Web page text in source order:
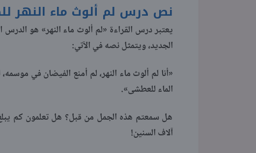
نص درس لم ألوث ماء النهر
يعتبر درس القراءة «لم ألوث ماء النهر» هو الدرس
الجديد، ويتمثل نصه في الآتي:
«أنا لم ألوث ماء النهر، لم أمنع الفيضان في
الماء للعطشى».
هل سمعتم هذه الجمل من قبل؟ هل تعلمون كم
آلاف السنين!